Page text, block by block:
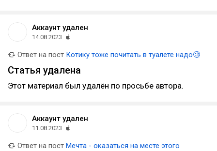
Аккаунт удален
14.08.2023
Ответ на пост Котику тоже почитать в туалете надо🧐
Статья удалена
Этот материал был удалён по просьбе автора.
Аккаунт удален
11.08.2023
Ответ на пост Мечта - оказаться на месте этого